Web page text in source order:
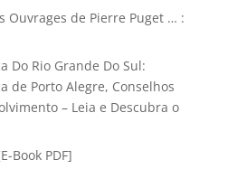
Ouvrages de Pierre Puget … :
Do Rio Grande Do Sul:
de Porto Alegre, Conselhos
– Leia e Descubra o
Book PDF]